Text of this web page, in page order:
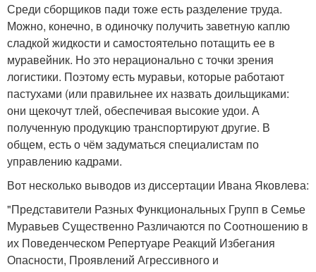
Среди сборщиков пади тоже есть разделение труда.
Можно, конечно, в одиночку получить заветную каплю
сладкой жидкости и самостоятельно потащить ее в
муравейник. Но это нерационально с точки зрения
логистики. Поэтому есть муравьи, которые работают
пастухами (или правильнее их назвать доильщиками:
они щекочут тлей, обеспечивая высокие удои. А
полученную продукцию транспортируют другие. В
общем, есть о чём задуматься специалистам по
управлению кадрами.
Вот несколько выводов из диссертации Ивана Яковлева:
"Представители Разных Функциональных Групп в Семье
Муравьев Существенно Различаются по Соотношению в
их Поведенческом Репертуаре Реакций Избегания
Опасности, Проявлений Агрессивного и